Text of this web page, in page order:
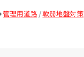
管理用道路 /軟弱地盤対策